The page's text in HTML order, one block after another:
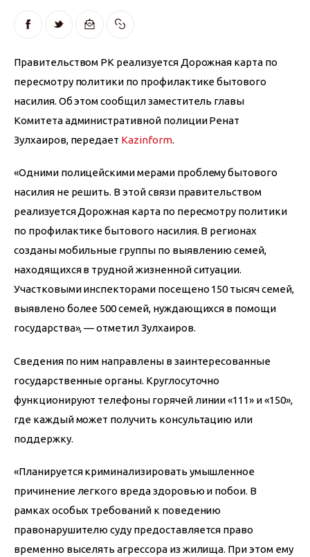
Правительством РК реализуется Дорожная карта по
пересмотру политики по профилактике бытового
насилия. Об этом сообщил заместитель главы
Комитета административной полиции Ренат
Зулхаиров, передает Kazinform.
«Одними полицейскими мерами проблему бытового
насилия не решить. В этой связи правительством
реализуется Дорожная карта по пересмотру политики
по профилактике бытового насилия. В регионах
созданы мобильные группы по выявлению семей,
находящихся в трудной жизненной ситуации.
Участковыми инспекторами посещено 150 тысяч семей,
выявлено более 500 семей, нуждающихся в помощи
государства», — отметил Зулхаиров.
Сведения по ним направлены в заинтересованные
государственные органы. Круглосуточно
функционируют телефоны горячей линии «111» и «150»,
где каждый может получить консультацию или
поддержку.
«Планируется криминализировать умышленное
причинение легкого вреда здоровью и побои. В
рамках особых требований к поведению
правонарушителю суду предоставляется право
временно выселять агрессора из жилища. При этом ему